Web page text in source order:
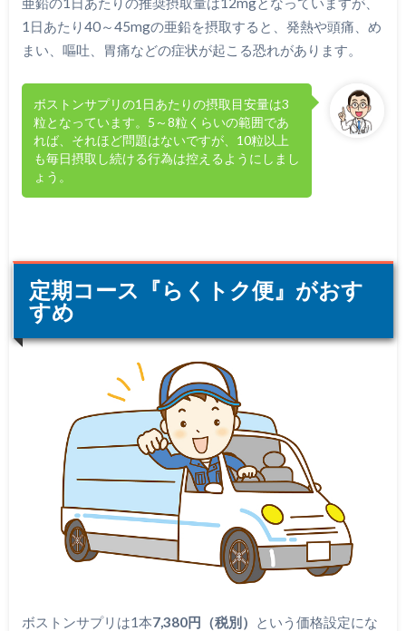
1日あたり40～45mgの亜鉛を摂取すると、発熱や頭痛、め
まい、嘔吐、胃痛などの症状が起こる恐れがあります。
ボストンサプリの1日あたりの摂取目安量は3
粒となっています。5～8粒くらいの範囲であ
れば、それほど問題はないですが、10粒以上
も毎日摂取し続ける行為は控えるようにしまし
ょう。
定期コース『らくトク便』がおす
すめ
ボストンサプリは1本7,380円（税別）
という価格設定にな